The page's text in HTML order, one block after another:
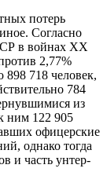
потерь
Согласно
в войнах ХХ
2,77%
718 человек,
784
из
ним 122 905
офицерские
однако тогда
и часть унтер-